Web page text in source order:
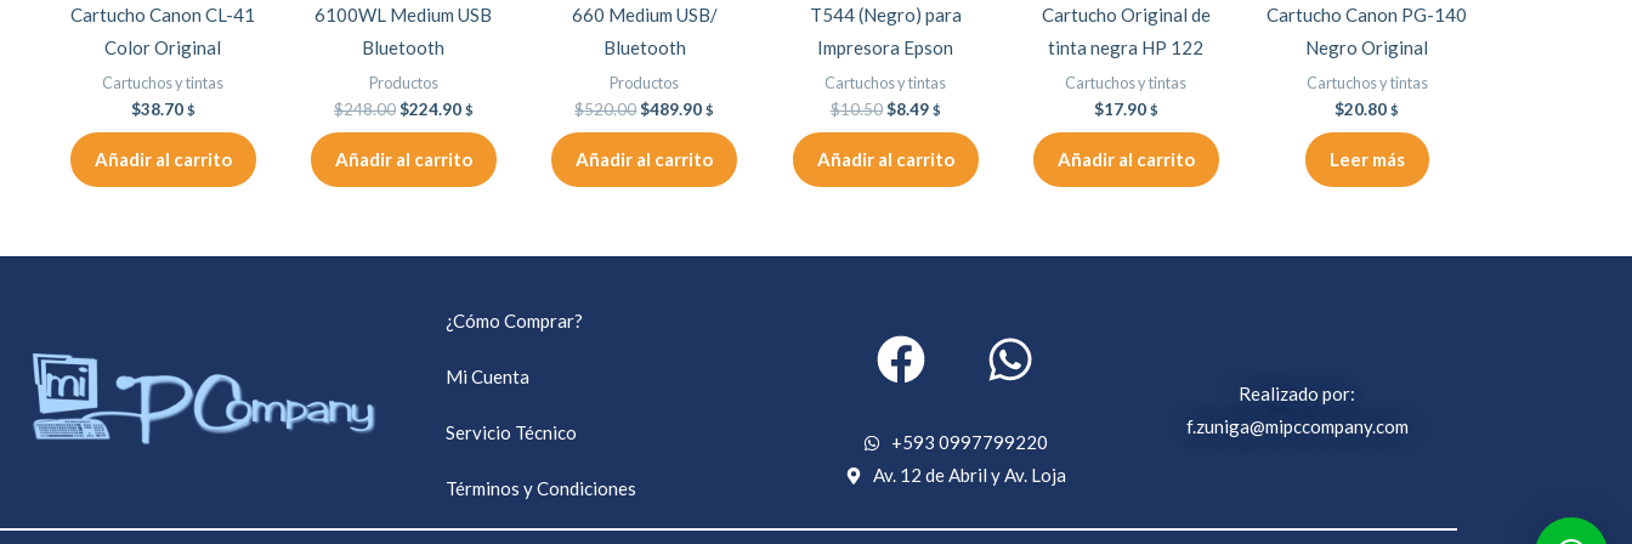
Cartucho Canon CL-41
Color Original
Cartuchos y tintas
$38.70 $
Añadir al carrito
6100WL Medium USB
Bluetooth
Productos
$248.00$224.90 $
Añadir al carrito
660 Medium USB/
Bluetooth
Productos
$520.00$489.90 $
Añadir al carrito
T544 (Negro) para
Impresora Epson
Cartuchos y tintas
$10.50 $8.49 $
Añadir al carrito
Cartucho Original de
tinta negra HP 122
Cartuchos y tintas
$17.90 $
Añadir al carrito
Cartucho Canon PG-140
Negro Original
Cartuchos y tintas
$20.80 $
Leer más
¿Cómo Comprar?
Mi Cuenta
Servicio Técnico
Términos y Condiciones
+593 0997799220
Av. 12 de Abril y Av. Loja
Realizado por:
f.zuniga@mipccompany.com